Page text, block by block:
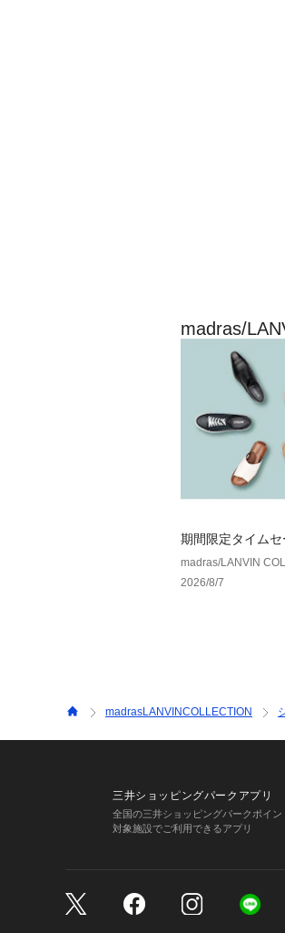
madras/
期間限定タイムセ
madras/LANVIN
2026/8/7
madrasLANVINCOLLECTION
三井ショッピングパークアプリ
全国の三井ショッピングパークポイン
対象施設でご利用できるアプリ